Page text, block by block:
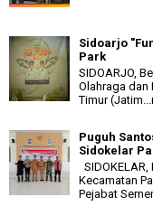
Sidoarjo
Park
SIDOARJO,
Olahraga dan
Timur
Puguh
Sidokelar
Kecamatan
Pejabat